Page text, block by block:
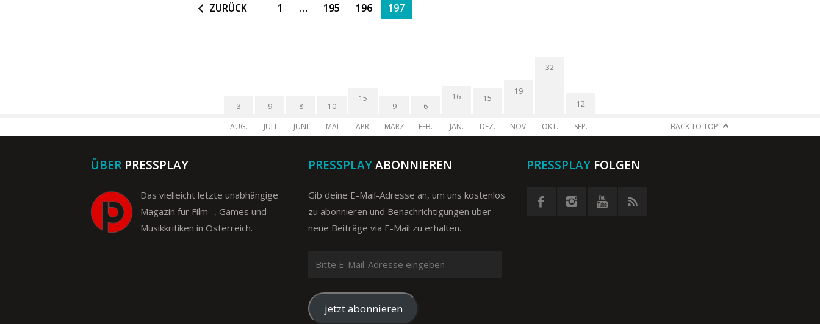
ZURÜCK 1 … 195 196 197
3
AUG.
9
JULI
8
JUNI
10
MAI
15
APR.
9
MÄRZ
6
FEB.
16
JAN.
15
DEZ.
19
NOV.
32
OKT.
12
SEP. BACK TO TOP
ÜBER PRESSPLAY
Das vielleicht letzte unabhängige
Magazin für Film- , Games und
Musikkritiken in Österreich.
PRESSPLAYABONNIEREN
Gib deine E-Mail-Adresse an, um uns kostenlos
zu abonnieren und Benachrichtigungen über
neue Beiträge via E-Mail zu erhalten.
Mail-
Adressejetzt abonnieren
PRESSPLAYFOLGEN